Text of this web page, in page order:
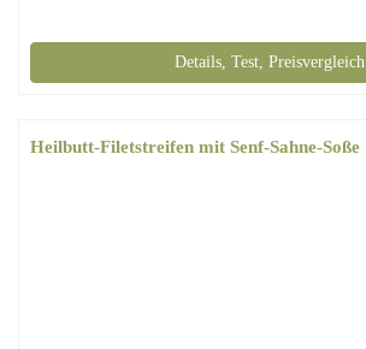
Details, Test, Preisvergleich
Heilbutt-Filetstreifen mit Senf-Sahne-Soße